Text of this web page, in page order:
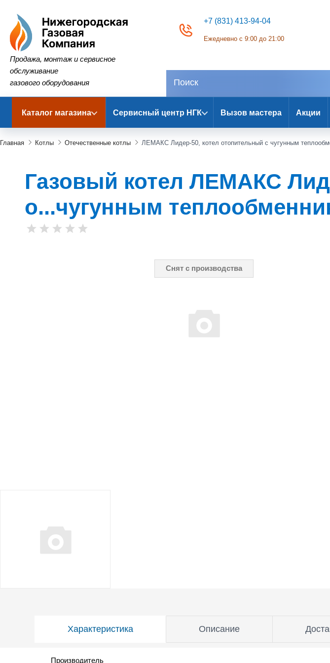
Нижегородская Газовая Компания
Продажа, монтаж и сервисное
обслуживание
газового оборудования
+7 (831) 413-94-04
Ежедневно с 9:00 до 21:00
Каталог магазина Сервисный центр НГК Вызов мастера Акции
Главная Котлы Отечественные котлы ЛЕМАКС Лидер-50, котел отопительный с чугунным
Газовый котел ЛЕМАКС
о...чугунным
Снят с производства
Характеристика Описание
Производитель